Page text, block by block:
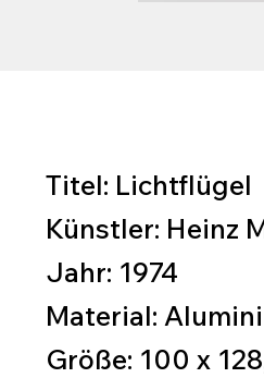
Titel: Lichtflügel
Künstler: Heinz
Jahr: 1974
Material:
Größe: 100 x